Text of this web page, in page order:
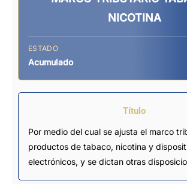
NICOTINA
ESTADO
Acumulado
Título
Por medio del cual se ajusta el marco
productos de tabaco, nicotina y
electrónicos, y se dictan otras